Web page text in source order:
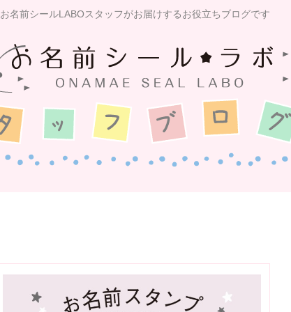
お名前シールLABOスタッフがお届けするお役立ちブログです